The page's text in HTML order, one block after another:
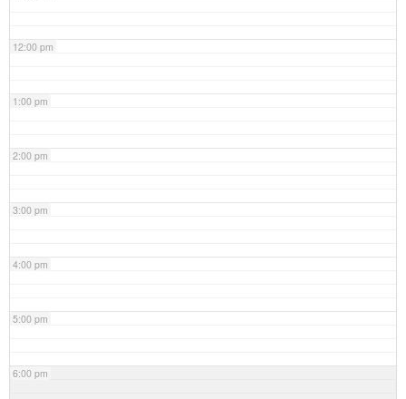
12:00 pm
1:00 pm
2:00 pm
3:00 pm
4:00 pm
5:00 pm
6:00 pm